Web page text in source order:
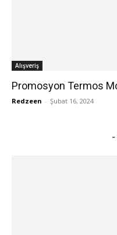
Alışveriş
Promosyon Termos
Redzeen - Şubat 16, 2024
-